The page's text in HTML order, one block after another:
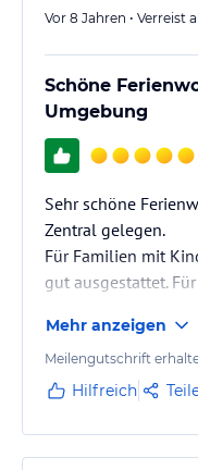
Vor 8 Jahren • Verreist
Schöne
Umgebung
Sehr schöne
Zentral gelegen.
Für Familien mit
gut ausgestattet.
Mehr anzeigen
Meilengutschrift
Hilfreich